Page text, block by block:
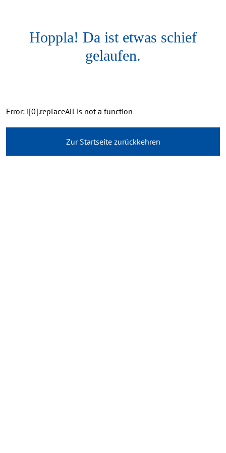
Hoppla! Da ist etwas schief
gelaufen.
Error: i[0].replaceAll is not a function
Zur Startseite zurückkehren